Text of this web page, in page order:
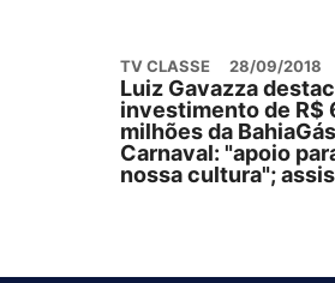
TV CLASSE 28/09/2018
Luiz Gavazza
investimento de R$
milhões da
Carnaval: "apoio
nossa cultura";